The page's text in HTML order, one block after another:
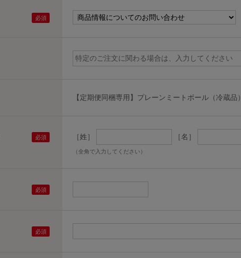
【定期便同梱専用】プレーンミートボール（冷蔵品）
［姓］ ［名］
（全角で入力してください）